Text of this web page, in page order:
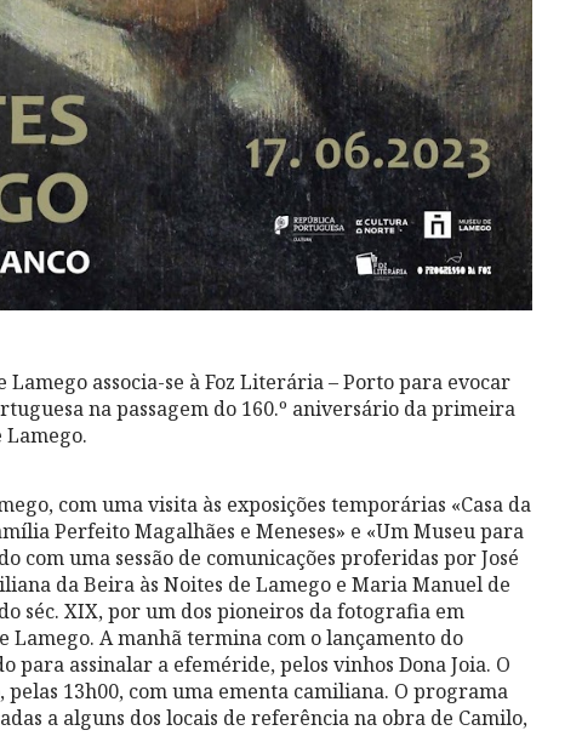
associa-se à Foz Literária – Porto para evocar
na passagem do 160.º aniversário da primeira
Lamego.
com uma visita às exposições temporárias «Casa da
Perfeito Magalhães e Meneses» e «Um Museu para
com uma sessão de comunicações proferidas por José
da Beira às Noites de Lamego e Maria Manuel de
séc. XIX, por um dos pioneiros da fotografia em
Lamego. A manhã termina com o lançamento do
para assinalar a efeméride, pelos vinhos Dona Joia. O
13h00, com uma ementa camiliana. O programa
a alguns dos locais de referência na obra de Camilo,